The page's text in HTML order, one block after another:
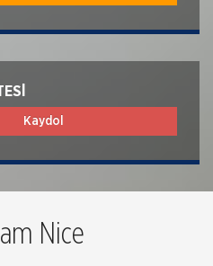
Kaydol
Nice